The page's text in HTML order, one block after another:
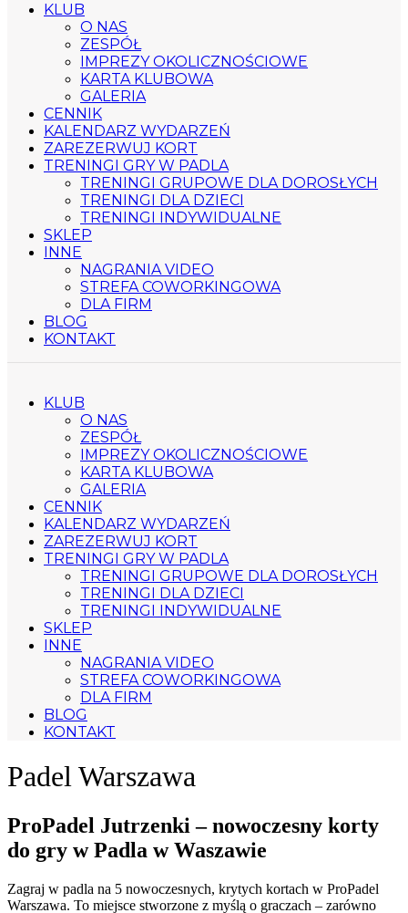
KLUB
O NAS
ZESPÓŁ
IMPREZY OKOLICZNOŚCIOWE
KARTA KLUBOWA
GALERIA
CENNIK
KALENDARZ WYDARZEŃ
ZAREZERWUJ KORT
TRENINGI GRY W PADLA
TRENINGI GRUPOWE DLA DOROSŁYCH
TRENINGI DLA DZIECI
TRENINGI INDYWIDUALNE
SKLEP
INNE
NAGRANIA VIDEO
STREFA COWORKINGOWA
DLA FIRM
BLOG
KONTAKT
KLUB
O NAS
ZESPÓŁ
IMPREZY OKOLICZNOŚCIOWE
KARTA KLUBOWA
GALERIA
CENNIK
KALENDARZ WYDARZEŃ
ZAREZERWUJ KORT
TRENINGI GRY W PADLA
TRENINGI GRUPOWE DLA DOROSŁYCH
TRENINGI DLA DZIECI
TRENINGI INDYWIDUALNE
SKLEP
INNE
NAGRANIA VIDEO
STREFA COWORKINGOWA
DLA FIRM
BLOG
KONTAKT
Padel Warszawa
ProPadel Jutrzenki – nowoczesny korty
do gry w Padla w Waszawie
Zagraj w padla na 5 nowoczesnych, krytych kortach w ProPadel
Warszawa. To miejsce stworzone z myślą o graczach – zarówno